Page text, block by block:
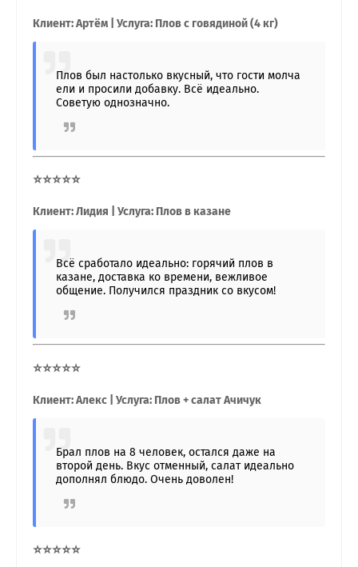
Клиент: Артём | Услуга: Плов с говядиной (4 кг)
Плов был настолько вкусный, что гости молча
ели и просили добавку. Всё идеально.
Советую однозначно.
⭐⭐⭐⭐⭐
Клиент: Лидия | Услуга: Плов в казане
Всё сработало идеально: горячий плов в
казане, доставка ко времени, вежливое
общение. Получился праздник со вкусом!
⭐⭐⭐⭐⭐
Клиент: Алекс | Услуга: Плов + салат Ачичук
Брал плов на 8 человек, остался даже на
второй день. Вкус отменный, салат идеально
дополнял блюдо. Очень доволен!
⭐⭐⭐⭐⭐